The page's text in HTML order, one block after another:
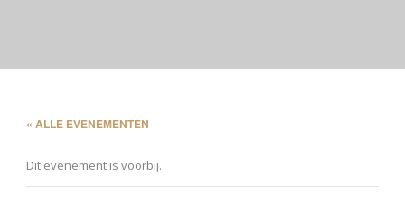
« ALLE EVENEMENTEN
Dit evenement is voorbij.